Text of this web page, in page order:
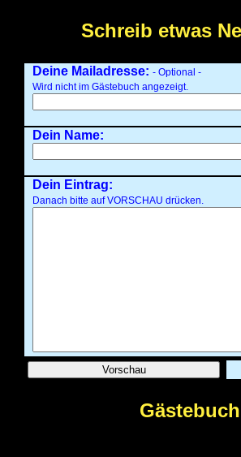
Schreib etwas
Deine Mailadresse: - Optional -
Wird nicht im Gästebuch angezeigt.
Dein Name:
Dein Eintrag:
Danach bitte auf VORSCHAU drücken.
Gästebuch